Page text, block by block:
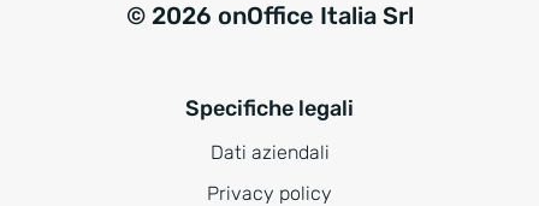
© 2026 onOffice Italia Srl
Specifiche legali
Dati aziendali
Privacy policy